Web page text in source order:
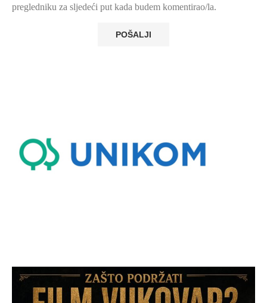
pregledniku za sljedeći put kada budem komentirao/la.